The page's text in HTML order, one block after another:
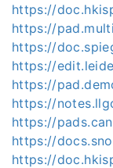
https://
https://
https://
https://
https://
https://
https://
https://
https://